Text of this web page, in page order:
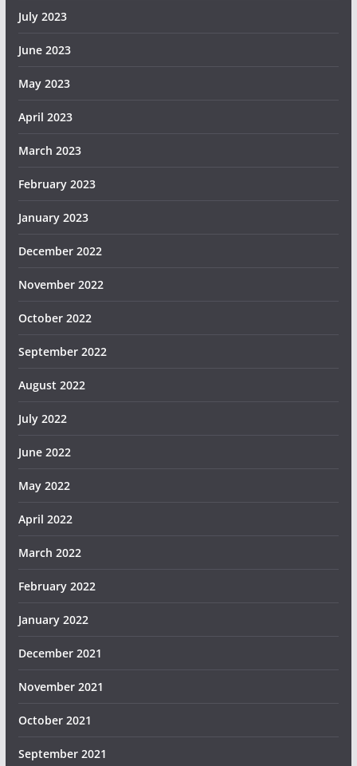
July 2023
June 2023
May 2023
April 2023
March 2023
February 2023
January 2023
December 2022
November 2022
October 2022
September 2022
August 2022
July 2022
June 2022
May 2022
April 2022
March 2022
February 2022
January 2022
December 2021
November 2021
October 2021
September 2021